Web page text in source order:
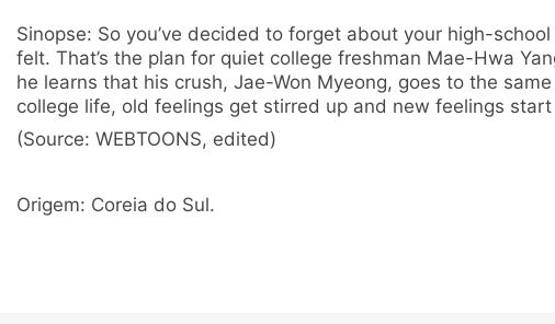
Sinopse: So you’ve decided to forget about your high-
felt. That’s the plan for quiet college freshman Mae-Hwa
he learns that his crush, Jae-Won Myeong, goes to the
college life, old feelings get stirred up and new feelings
(Source: WEBTOONS, edited)
Origem: Coreia do Sul.